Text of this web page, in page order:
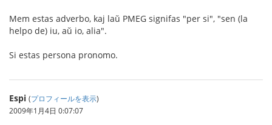
Mem estas adverbo, kaj laŭ PMEG signifas "per si", "sen (la
helpo de) iu, aŭ io, alia".
Si estas persona pronomo.
Espi (プロフィールを表示)
2009年1月4日 0:07:07